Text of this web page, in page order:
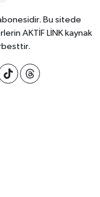
Bu sitede
AKTİF LİNK kaynak